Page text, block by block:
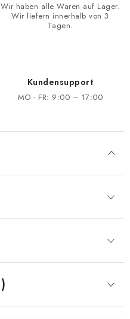
Wir haben alle Waren auf Lager.
Wir liefern innerhalb von 3
Tagen.
Kundensupport
MO - FR: 9:00 – 17:00